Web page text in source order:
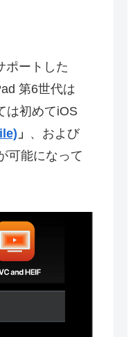
ポートした
第6世代は
は初めてiOS
」 、および
可能になって